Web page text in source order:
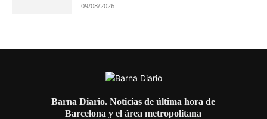
09/08/2026
Barna Diario. Noticias de última hora de
Barcelona y el área metropolitana